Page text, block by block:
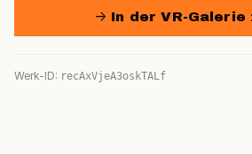
→ In der VR-Galerie
Werk-ID: recAxVjeA3oskTALf